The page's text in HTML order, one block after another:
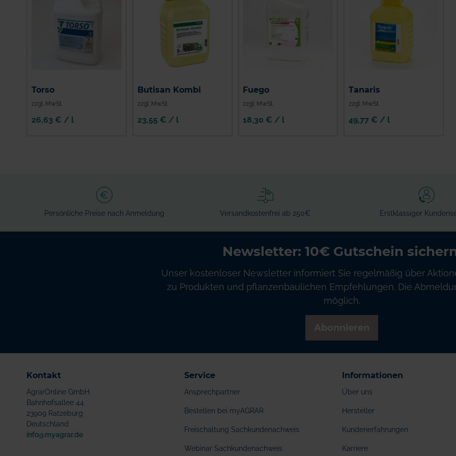
Torso
zzgl. MwSt.
26,63 € / l
Butisan Kombi
zzgl. MwSt.
23,55 € / l
Fuego
zzgl. MwSt.
18,30 € / l
Tanaris
zzgl. MwSt.
49,77 € / l
Persönliche Preise nach Anmeldung Versandkostenfrei ab 250€ Erstklassiger
Newsletter: 10€ Gutschein
Unser kostenloser Newsletter informiert Sie regelmäßig über
zu Produkten und pflanzenbaulichen Empfehlungen. Die
möglich.
Kontakt
AgrarOnline GmbH
Bahnhofsallee 44
23909 Ratzeburg
Deutschland
info@myagrar.de
Service
Ansprechpartner
Bestellen bei myAGRAR
Freischaltung Sachkundenachweis
Webinar Sachkundenachweis
Informationen
Über uns
Hersteller
Kundenerfahrungen
Karriere